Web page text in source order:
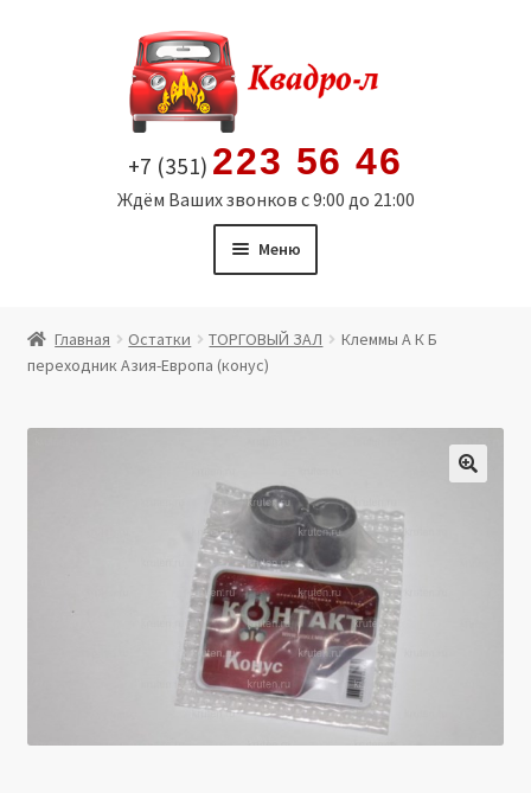
содержимому
+7 (351) 223 56 46
Ждём Ваших звонков с 9:00 до 21:00
Меню
Витрина
Мой аккаунт
Политика в отношении обработки персональных
Юридические данные
Главная Остатки ТОРГОВЫЙ ЗАЛ
Клеммы А К Б
переходник Азия-Европа (конус)